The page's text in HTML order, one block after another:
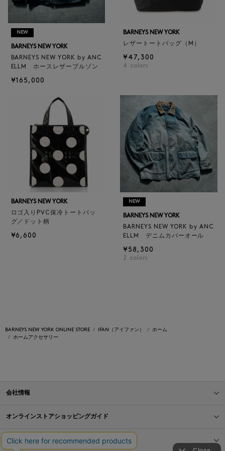
NEW
BARNEYS NEW YORK
BARNEYS NEW YORK by ANC
ELLM ホースレザーブルゾン
¥165,000
BARNEYS NEW YORK
レザートートバッグ（M）
¥47,300
4 colors
BARNEYS NEW YORK
ロゴ入りPVC保冷トートバッ
グ／ドット柄
¥6,600
NEW
BARNEYS NEW YORK
BARNEYS NEW YORK by ANC
ELLM デニムカバーオール
¥58,300
2 colors
BARNEYS NEW YORK ONLINE STORE IFAN（アイファン）
ホーム
ホームアクセサリー
会社情報
オンラインストアショッピングガイド
店舗情報